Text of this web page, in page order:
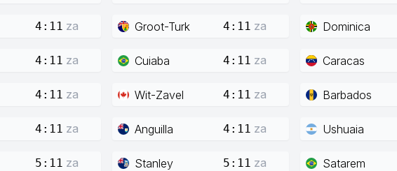
4:11 za Groot-Turk 4:11 za Dominica
4:11 za Cuiaba 4:11 za Caracas
4:11 za Wit-Zavel 4:11 za Barbados
4:11 za Anguilla 4:11 za Ushuaia
5:11 za Stanley 5:11 za Satarem